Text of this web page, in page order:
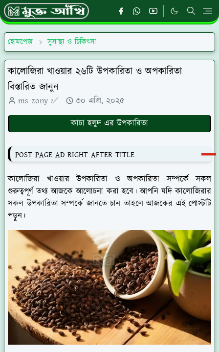
হোমপেজ সুসাস্থ্য ও চিকিৎসা
কালোজিরা খাওয়ার ২৬টি উপকারিতা ও অপকারিতা
বিস্তারিত জানুন
ms zony ✅
৩০ এপ্রি, ২০২৫
কাচা হলুদ এর উপকারিতা
POST PAGE AD RIGHT AFTER TITLE
কালোজিরা খাওয়ার উপকারিতা ও অপকারিতা সম্পর্কে সকল
গুরুত্বপূর্ণ তথ্য আজকে আলোচনা করা হবে। আপনি যদি কালোজিরার
সকল উপকারিতা সম্পর্কে জানতে চান তাহলে আজকের এই পোস্টটি
পড়ুন।